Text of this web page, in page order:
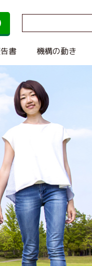
書 機構の動き